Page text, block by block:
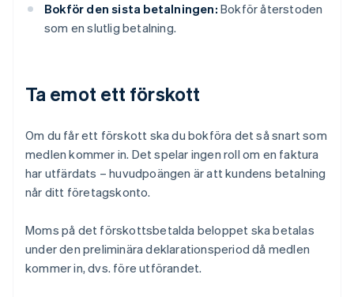
Bokför den sista betalningen: Bokför återstoden
som en slutlig betalning.
Ta emot ett förskott
Om du får ett förskott ska du bokföra det så snart som
medlen kommer in. Det spelar ingen roll om en faktura
har utfärdats – huvudpoängen är att kundens betalning
når ditt företagskonto.
Moms på det förskottsbetalda beloppet ska betalas
under den preliminära deklarationsperiod då medlen
kommer in, dvs. före utförandet.